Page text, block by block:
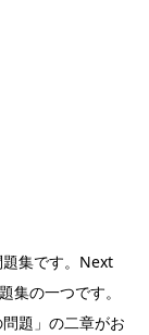
題集です。Next
集の一つです。
題」の二章がお